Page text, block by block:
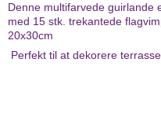
Denne multifarvede guirlande
med 15 stk. trekantede
20x30cm
Perfekt til at dekorere